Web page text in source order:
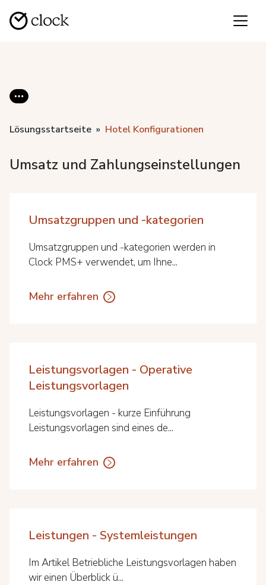
Lösungsstartseite Hotel Konfigurationen
Umsatz und Zahlungseinstellungen
Umsatzgruppen und -kategorien
Umsatzgruppen und -kategorien werden in
Clock PMS+ verwendet, um Ihne...
Mehr erfahren
Leistungsvorlagen - Operative
Leistungsvorlagen
Leistungsvorlagen - kurze Einführung
Leistungsvorlagen sind eines de...
Mehr erfahren
Leistungen - Systemleistungen
Im Artikel Betriebliche Leistungsvorlagen haben
wir einen Überblick ü...